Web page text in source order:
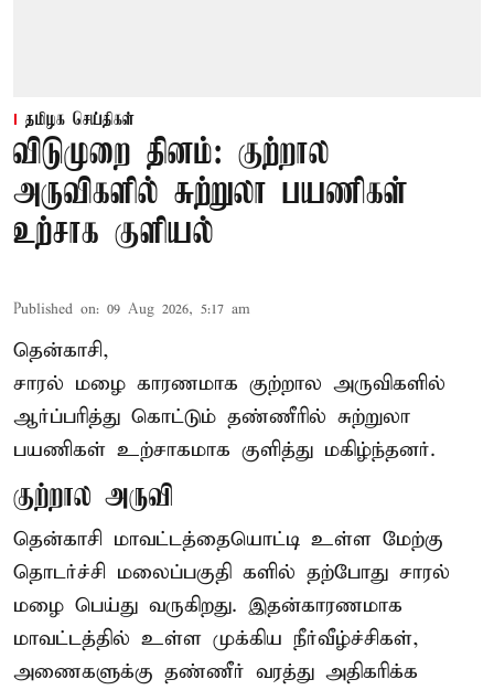
தமிழக செய்திகள்
விடுமுறை தினம்: குற்றால
அருவிகளில் சுற்றுலா பயணிகள்
உற்சாக குளியல்
Published on: 09 Aug 2026, 5:17 am
தென்காசி,
சாரல் மழை காரணமாக குற்றால அருவிகளில்
ஆர்ப்பரித்து கொட்டும் தண்ணீரில் சுற்றுலா
பயணிகள் உற்சாகமாக குளித்து மகிழ்ந்தனர்.
குற்றால அருவி
தென்காசி மாவட்டத்தையொட்டி உள்ள மேற்கு
தொடர்ச்சி மலைப்பகுதி களில் தற்போது சாரல்
மழை பெய்து வருகிறது. இதன்காரணமாக
மாவட்டத்தில் உள்ள முக்கிய நீர்வீழ்ச்சிகள்,
அணைகளுக்கு தண்ணீர் வரத்து அதிகரிக்க